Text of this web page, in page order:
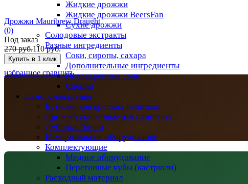
Жидкие дрожжи
Жидкие дрожжи BeersFan
Сухие дрожжи
Солодовые экстракты
Разные ингредиенты
Соки, сиропы, сахара
Дополнительные ингредиенты
Пивоваренные соли
Специи
Самогоноварение
Бутылки для крепких напитков
Дрожжи спиртовые для самогона
Дубовые бочки
Измерительное оборудование
Комплектующие
Медное оборудование
Перегонные кубы (кастрюли)
Расходный материал
избранное сравнить
Дрожжи Mauribrew Draught
(0)
Под заказ
270 руб.110 руб.